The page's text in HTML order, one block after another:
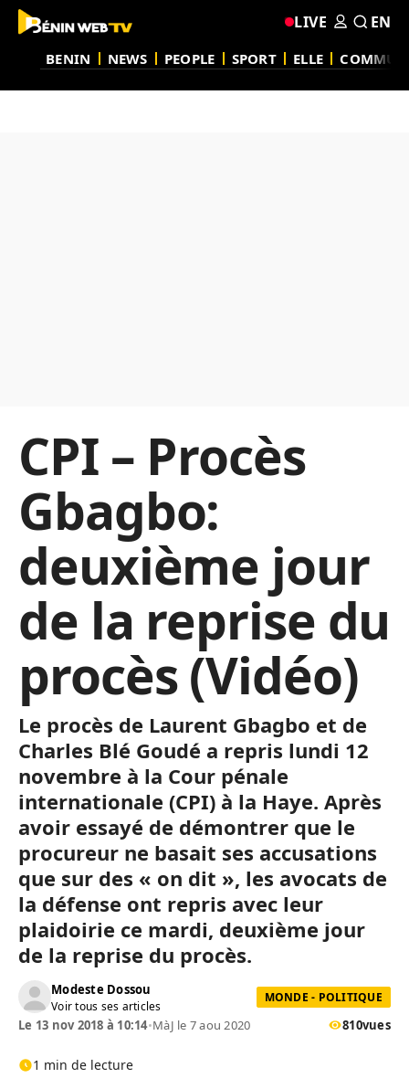
BENIN NEWS PEOPLE SPORT ELLE
LIVE EN
CPI – Procès
Gbagbo:
deuxième jour
de la reprise du
procès (Vidéo)
Le procès de Laurent Gbagbo et de
Charles Blé Goudé a repris lundi 12
novembre à la Cour pénale
internationale (CPI) à la Haye. Après
avoir essayé de démontrer que le
procureur ne basait ses accusations
que sur des « on dit », les avocats de
la défense ont repris avec leur
plaidoirie ce mardi, deuxième jour
de la reprise du procès.
Modeste Dossou
Voir tous ses articles
MONDE - POLITIQUE
Le 13 nov 2018 à 10:14•MàJ le 7 aou 2020 810vues
1 min de lecture